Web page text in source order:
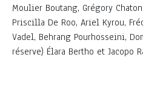
Moulier Boutang, Grégory
Priscilla De Roo, Ariel Kyrou,
Vadel, Behrang Pourhosseini,
réserve) Élara Bertho et Jacopo